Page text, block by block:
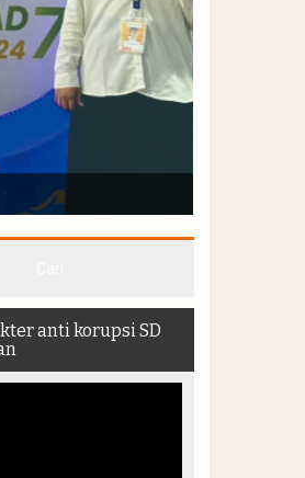
Acara Muktamar
anti korupsi SD